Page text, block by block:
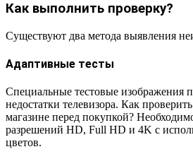
Как выполнить проверку?
Существуют два метода выявления
Адаптивные тесты
Специальные тестовые изображения
недостатки телевизора. Как
магазине перед покупкой?
разрешений HD, Full HD и 4K с
цветов.